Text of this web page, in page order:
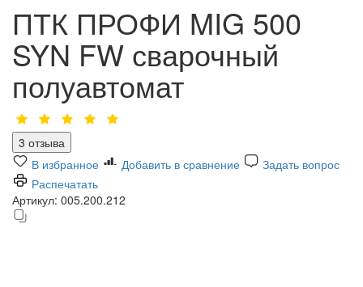
ПТК ПРОФИ MIG 500
SYN FW сварочный
полуавтомат
3 отзыва
В избранное
Добавить в сравнение
Задать вопрос
Распечатать
Артикул: 005.200.212